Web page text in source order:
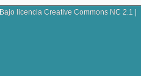
Bajo licencia Creative Commons NC 2.1